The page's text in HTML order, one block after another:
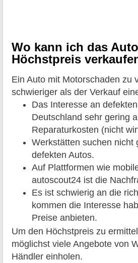
Wo kann ich das
Höchstpreis
Ein Auto mit Motorschaden zu
schwieriger als der Verkauf
Das Interesse an
Deutschland sehr gering
Reparaturkosten (nicht
Werkstätten suchen nicht
defekten Autos.
Auf Plattformen wie
autoscout24 ist die
Es ist schwierig an die
kommen die Interesse
Preise anbieten.
Um den Höchstpreis zu
möglichst viele Angebote von
Händler einholen.